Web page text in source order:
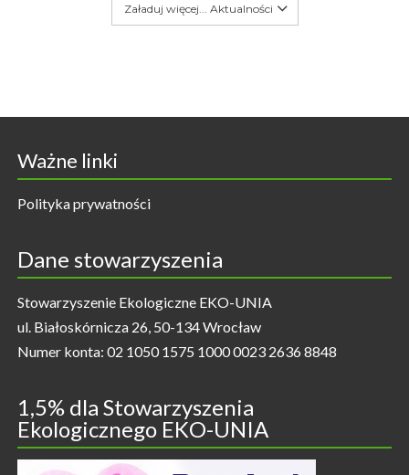
Załaduj więcej... Aktualności
Ważne linki
Polityka prywatności
Dane stowarzyszenia
Stowarzyszenie Ekologiczne EKO-UNIA
ul. Białoskórnicza 26, 50-134 Wrocław
Numer konta: 02 1050 1575 1000 0023 2636 8848
1,5% dla Stowarzyszenia
Ekologicznego EKO-UNIA